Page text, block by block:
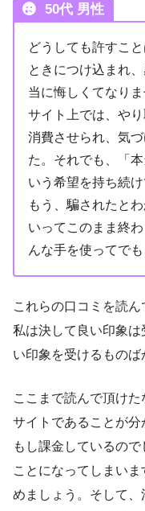
50代 男性
どうしても許すこ
ときにつけ込まれ
当に悔しくてなりま
サイト上では、や
消費させられ、気
た。それでも、「
いう希望を持ち続け
もう、騙されたと
いってこのまま終
んな手を使ってで
これらの口コミを読
私は決して良い印象
い印象を受けるものば
ここまで読んで頂け
サイトであることが分
もし課金しているの
ことになってしまい
めましょう。そして